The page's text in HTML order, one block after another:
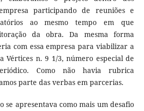
participando de reuniões e
ao mesmo tempo em que
da obra. Da mesma forma
com essa empresa para viabilizar a
Vértices n. 9 1/3, número especial de
Como não havia rubrica
parte das verbas em parcerias.
se apresentava como mais um desafio